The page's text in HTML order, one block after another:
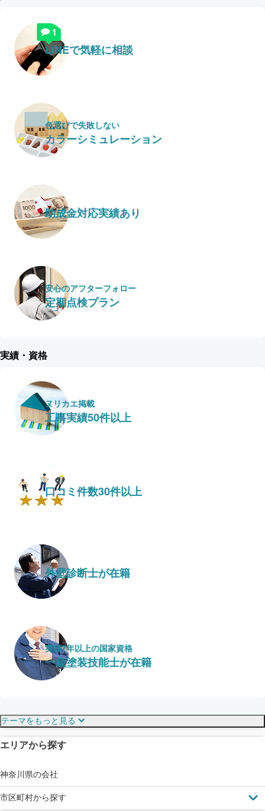
LINEで気軽に相談
色選びで失敗しない
カラーシミュレーション
助成金対応実績あり
安心のアフターフォロー
定期点検プラン
実績・資格
ヌリカエ掲載
工事実績50件以上
口コミ件数30件以上
外壁診断士が在籍
実績7年以上の国家資格
一級塗装技能士が在籍
見えにくい屋根も安心
ドローン診断
テーマをもっと見る
エリアから探す
神奈川県の会社
市区町村から探す